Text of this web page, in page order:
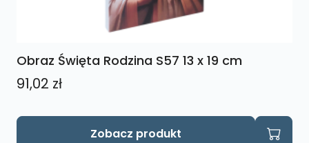
Obraz Święta Rodzina S57 13 x 19 cm
91,02 zł
Zobacz produkt